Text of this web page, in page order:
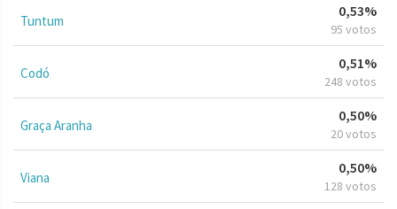
Tuntum
0,53%
95 votos
Codó
0,51%
248 votos
Graça Aranha
0,50%
20 votos
Viana
0,50%
128 votos